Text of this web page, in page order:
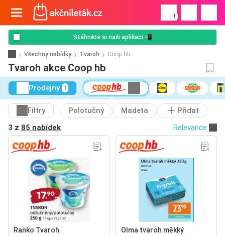
!
Stáhněte si naši aplikaci 📲
Všechny nabídky Tvaroh Coop hb
Tvaroh akce Coop hb
Prodejny 1
Filtry Polotučný Madeta
Přidat
3 z 85 nabídek Relevance
Ranko Tvaroh Olma tvaroh měkký